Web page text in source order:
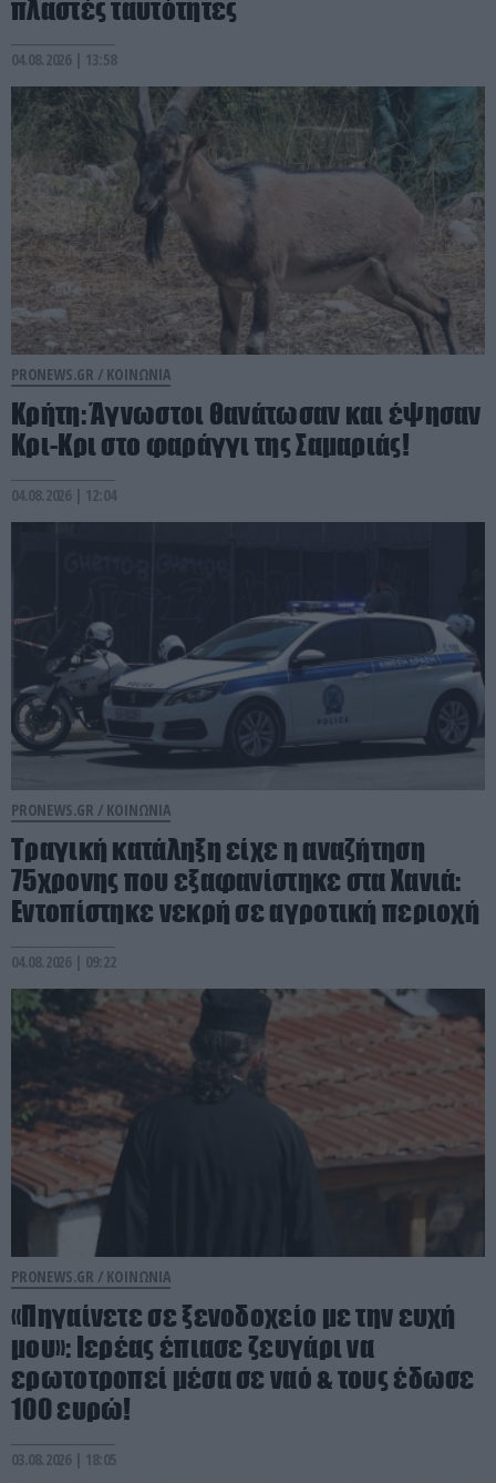
πλαστές ταυτότητες
04.08.2026 | 13:58
PRONEWS.GR / ΚΟΙΝΩΝΙΑ
Κρήτη: Άγνωστοι θανάτωσαν και έψησαν
Κρι-Κρι στο φαράγγι της Σαμαριάς!
04.08.2026 | 12:04
PRONEWS.GR / ΚΟΙΝΩΝΙΑ
Τραγική κατάληξη είχε η αναζήτηση
75χρονης που εξαφανίστηκε στα Χανιά:
Εντοπίστηκε νεκρή σε αγροτική περιοχή
04.08.2026 | 09:22
PRONEWS.GR / ΚΟΙΝΩΝΙΑ
«Πηγαίνετε σε ξενοδοχείο με την ευχή
μου»: Ιερέας έπιασε ζευγάρι να
ερωτοτροπεί μέσα σε ναό & τους έδωσε
100 ευρώ!
03.08.2026 | 18:05